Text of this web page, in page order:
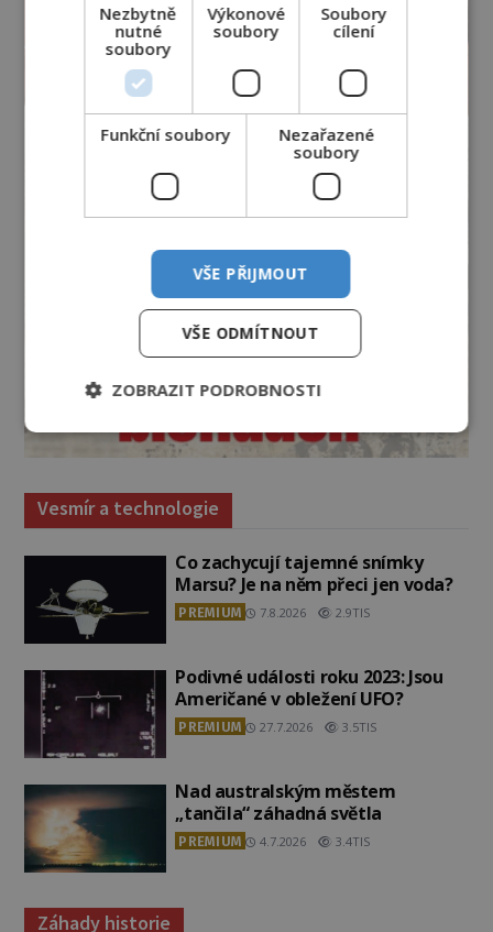
Vesmír a technologie
Co zachycují tajemné snímky
Marsu? Je na něm přeci jen voda?
PREMIUM 7.8.2026 2.9TIS
Podivné události roku 2023: Jsou
Američané v obležení UFO?
PREMIUM 27.7.2026 3.5TIS
Nad australským městem
„tančila“ záhadná světla
PREMIUM 4.7.2026 3.4TIS
Záhady historie
Nezbytně
nutné
soubory
Výkonové
soubory
Soubory
cílení
Funkční soubory
Nezařazené
soubory
VŠE PŘIJMOUT
VŠE ODMÍTNOUT
ZOBRAZIT PODROBNOSTI